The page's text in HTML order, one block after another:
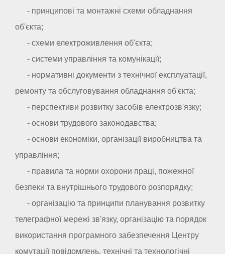
- принципові та монтажні схеми обладнання
об'єкта;
- схеми електроживлення об'єкта;
- системи управління та комунікації;
- нормативні документи з технічної експлуатації,
ремонту та обслуговування обладнання об'єкта;
- перспективи розвитку засобів електрозв'язку;
- основи трудового законодавства;
- основи економіки, організації виробництва та
управління;
- правила та норми охорони праці, пожежної
безпеки та внутрішнього трудового розпорядку;
- організацію та принципи планування розвитку
телеграфної мережі зв'язку, організацію та порядок
використання програмного забезпечення Центру
комутації повідомлень, технічні та технологічні